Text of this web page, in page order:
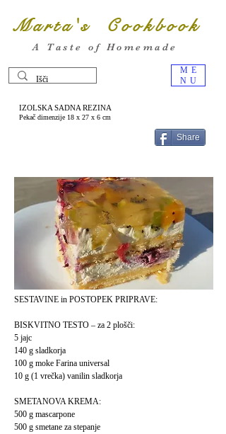
ME
NU
Marta's Cookbook
A Taste of Homemade
IZOLSKA SADNA REZINA
Pekač dimenzije 18 x 27 x 6 cm
Share
SESTAVINE in POSTOPEK PRIPRAVE:
BISKVITNO TESTO – za 2 plošči:
5 jajc
140 g sladkorja
100 g moke Farina universal
10 g (1 vrečka) vanilin sladkorja
SMETANOVA KREMA:
500 g mascarpone
500 g smetane za stepanje